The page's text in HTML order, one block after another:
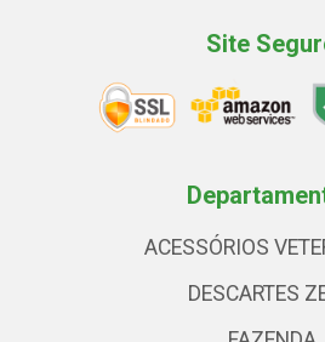
Site
ACESSÓRIOS
DESCARTES